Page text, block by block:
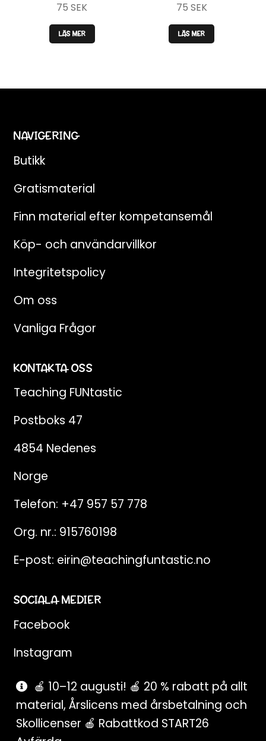
75SEK
LÄS MER
75 SEK
LÄS MER
NAVIGERING
Butikk
Gratismaterial
Finn material efter kompetansemål
Köp- och användarvillkor
Integritetspolicy
Om oss
Vanliga Frågor
KONTAKTA OSS
Teaching FUNtastic
Postboks 47
4854 Nedenes
Norge
Telefon: +47 957 57 778
Org. nr.: 915760198
E-post: eirin@teachingfuntastic.no
SOCIALA MEDIER
Facebook
Instagram
Pinterest
SnapChat
🍎 10–12 augusti! 🍎 20 % rabatt på allt
material, Årslicens med årsbetalning och
Skollicenser 🍎 Rabattkod START26